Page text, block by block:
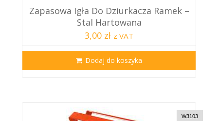
Zapasowa Igła Do Dziurkacza Ramek –
Stal Hartowana
3,00 zł z VAT
Dodaj do koszyka
W3103